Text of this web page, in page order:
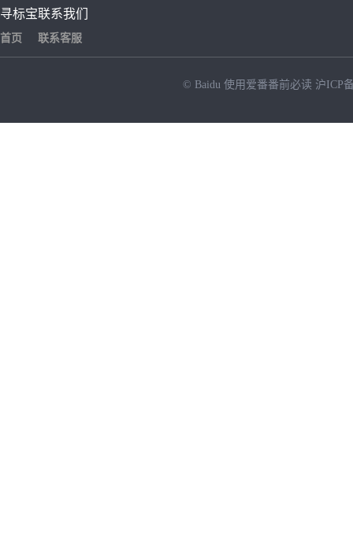
寻标宝
首页
联系我们
联系客服
© Baidu 使用爱番番前必读 沪ICP